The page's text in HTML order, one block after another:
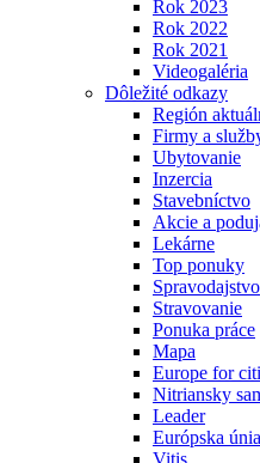
Rok 2023
Rok 2022
Rok 2021
Videogaléria
Dôležité odkazy
Región
Firmy a
Ubytovanie
Inzercia
Stavebníctvo
Akcie a
Lekárne
Top ponuky
Spravodajstvo
Stravovanie
Ponuka práce
Mapa
Europe for
Nitriansky
Leader
Európska únia
Vitis